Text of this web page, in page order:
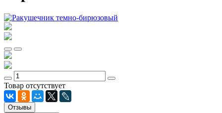
Товар отсутствует
Отзывы